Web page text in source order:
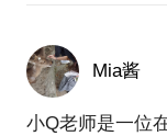
Mia酱
小Q老师是一位